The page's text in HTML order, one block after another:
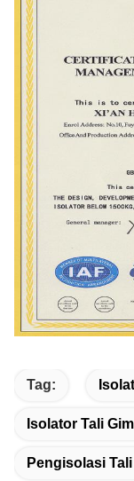
Tag:
Isolator Tali
Pengisolasi